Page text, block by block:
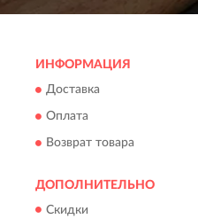
ИНФОРМАЦИЯ
Доставка
Оплата
Возврат товара
ДОПОЛНИТЕЛЬНО
Скидки